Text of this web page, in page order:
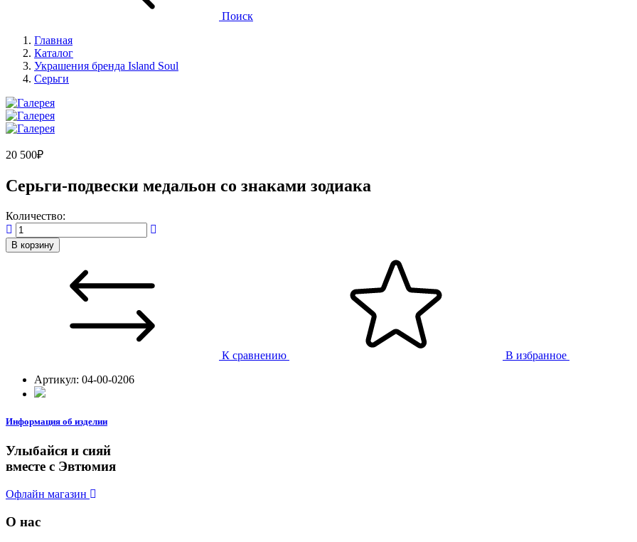
Поиск
Главная
Каталог
Украшения бренда Island Soul
Серьги
20 500₽
Серьги-подвески медальон со знаками зодиака
Количество:
В корзину
К сравнению В избранное
Артикул: 04-00-0206
Информация об изделии
Улыбайся и сияй
вместе с Эвтюмия
Офлайн магазин
О нас